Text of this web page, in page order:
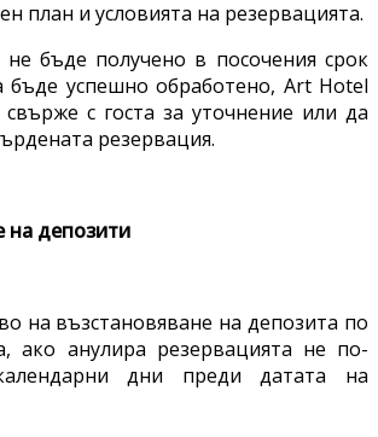
план и условията на резервацията.
бъде получено в посочения срок
успешно обработено, Art Hotel
с госта за уточнение или да
резервация.
на депозити
на възстановяване на депозита по
ако анулира резервацията не по-
дни преди датата на